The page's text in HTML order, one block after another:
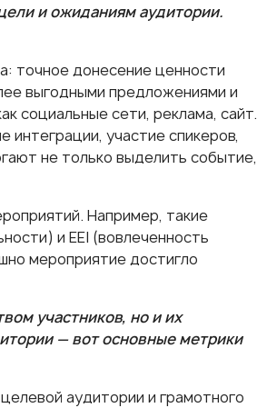
и ожиданиям аудитории.
точное донесение ценности
выгодными предложениями и
социальные сети, реклама, сайт.
участие спикеров,
не только выделить событие,
Например, такие
и EEI (вовлеченность
мероприятие достигло
участников, но и их
— вот основные метрики
аудитории и грамотного